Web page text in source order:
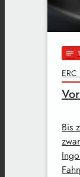
notes
Bis